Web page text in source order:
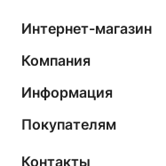
Интернет-магазин
Компания
Информация
Покупателям
Контакты